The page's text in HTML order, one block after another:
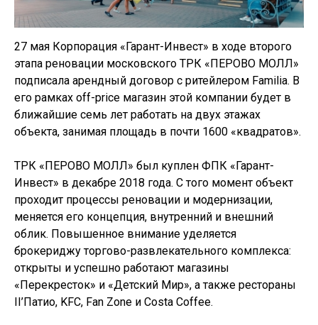
27 мая Корпорация «Гарант-Инвест» в ходе второго
этапа реновации московского ТРК «ПЕРОВО МОЛЛ»
подписала арендный договор с ритейлером Familia. В
его рамках off-price магазин этой компании будет в
ближайшие семь лет работать на двух этажах
объекта, занимая площадь в почти 1600 «квадратов».
ТРК «ПЕРОВО МОЛЛ» был куплен ФПК «Гарант-
Инвест» в декабре 2018 года. С того момент объект
проходит процессы реновации и модернизации,
меняется его концепция, внутренний и внешний
облик. Повышенное внимание уделяется
брокериджу торгово-развлекательного комплекса:
открыты и успешно работают магазины
«Перекресток» и «Детский Мир», а также рестораны
II’Патио, KFC, Fan Zone и Costa Coffee.